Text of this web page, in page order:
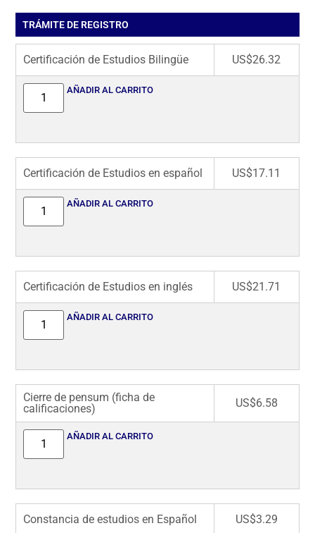
TRÁMITE DE REGISTRO
Certificación de Estudios Bilingüe US$26.32
AÑADIR AL CARRITO
Certificación de Estudios en español US$17.11
AÑADIR AL CARRITO
Certificación de Estudios en inglés US$21.71
AÑADIR AL CARRITO
Cierre de pensum (ficha de
calificaciones)
US$6.58
AÑADIR AL CARRITO
Constancia de estudios en Español US$3.29